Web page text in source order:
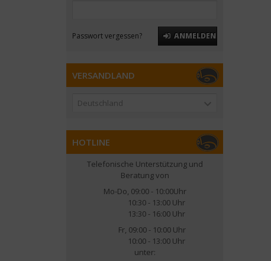
Passwort vergessen? ANMELDEN
VERSANDLAND
Deutschland
HOTLINE
Telefonische Unterstützung und
Beratung von
Mo-Do, 09:00 - 10:00Uhr
10:30 - 13:00 Uhr
13:30 - 16:00 Uhr
Fr, 09:00 - 10:00 Uhr
10:00 - 13:00 Uhr
unter: